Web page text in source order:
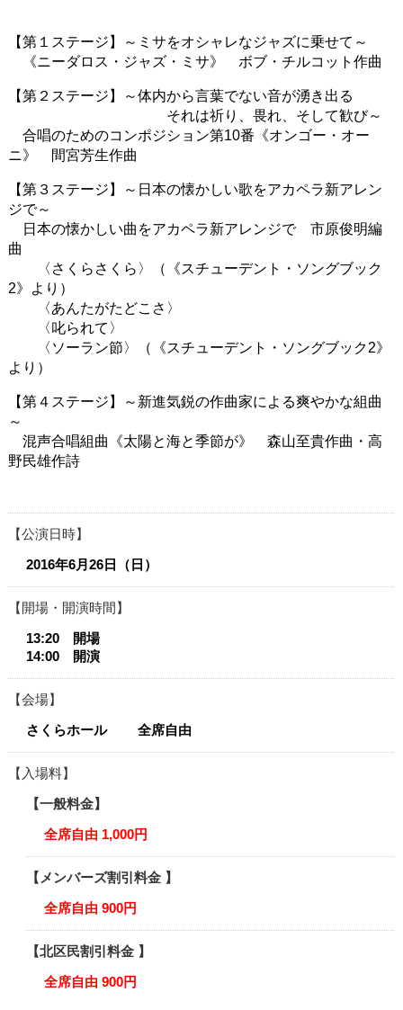
【第１ステージ】～ミサをオシャレなジャズに乗せて～
《ニーダロス・ジャズ・ミサ》 ボブ・チルコット作曲
【第２ステージ】～体内から言葉でない音が湧き出る
それは祈り、畏れ、そして歓び～
合唱のためのコンポジション第10番《オンゴー・オー
ニ》 間宮芳生作曲
【第３ステージ】～日本の懐かしい歌をアカペラ新アレン
ジで～
日本の懐かしい曲をアカペラ新アレンジで 市原俊明編
曲
〈さくらさくら〉（《スチューデント・ソングブック
2》より）
〈あんたがたどこさ〉
〈叱られて〉
〈ソーラン節〉（《スチューデント・ソングブック2》
より）
【第４ステージ】～新進気鋭の作曲家による爽やかな組曲
～
混声合唱組曲《太陽と海と季節が》 森山至貴作曲・高
野民雄作詩
公演日時
2016年6月26日（日）
開場・開演時間
13:20 開場
14:00 開演
会場
さくらホール 全席自由
入場料
一般料金
全席自由 1,000円
メンバーズ割引料金
全席自由 900円
北区民割引料金
全席自由 900円